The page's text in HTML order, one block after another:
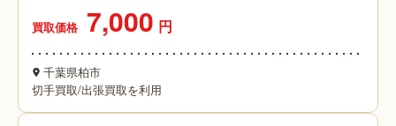
買取価格 7,000 円
千葉県柏市
切手買取/出張買取を利用